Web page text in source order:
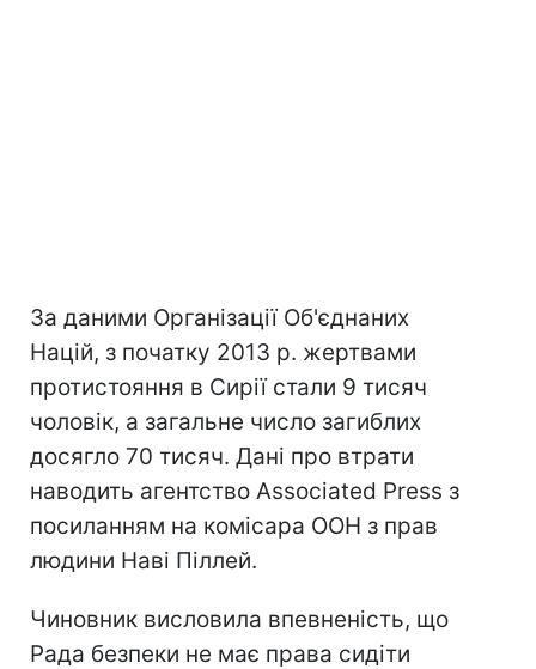
За даними Організації Об'єднаних
Націй, з початку 2013 р. жертвами
протистояння в Сирії стали 9 тисяч
чоловік, а загальне число загиблих
досягло 70 тисяч. Дані про втрати
наводить агентство Associated Press з
посиланням на комісара ООН з прав
людини Наві Піллей.
Чиновник висловила впевненість, що
Рада безпеки не має права сидіти